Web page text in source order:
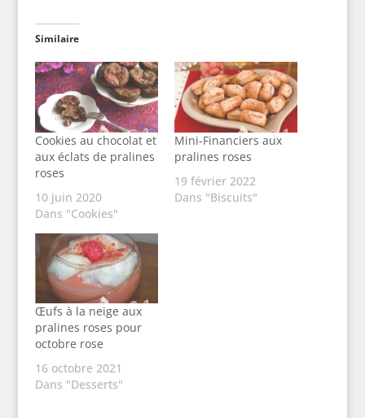
Similaire
Cookies au chocolat et
aux éclats de pralines
roses
10 juin 2020
Dans "Cookies"
Mini-Financiers aux
pralines roses
19 février 2022
Dans "Biscuits"
Œufs à la neige aux
pralines roses pour
octobre rose
16 octobre 2021
Dans "Desserts"